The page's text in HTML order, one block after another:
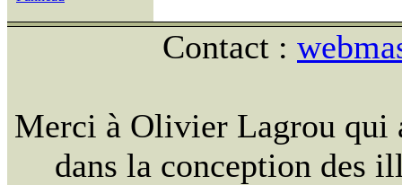
Contact :
Merci à Olivier Lagrou qui
dans la conception des